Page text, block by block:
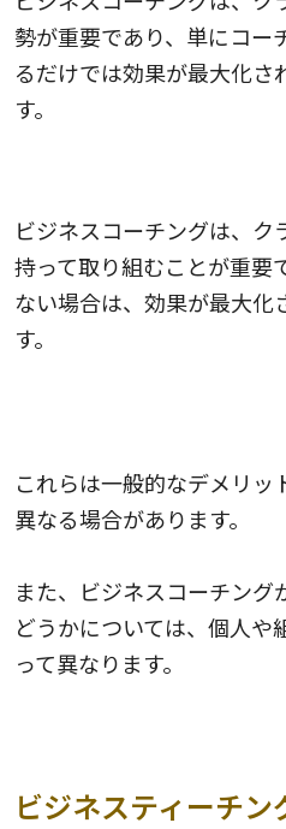
勢が重要であり、単にコー
るだけでは効果が最大化さ
す。
ビジネスコーチングは、ク
持って取り組むことが重要
ない場合は、効果が最大化
す。
これらは一般的なデメリッ
異なる場合があります。
また、ビジネスコーチン
どうかについては、個人や
って異なります。
ビジネスティーチ